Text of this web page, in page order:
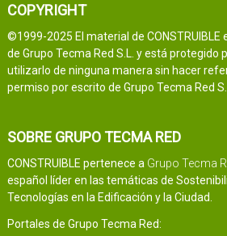
COPYRIGHT
©1999-2025 El material de
de Grupo Tecma Red S.L. y está protegido
utilizarlo de ninguna manera sin hacer
permiso por escrito de Grupo Tecma Red
SOBRE GRUPO TECMA RED
CONSTRUIBLE pertenece a Grupo Tecma
español líder en las temáticas de
Tecnologías en la Edificación y la Ciudad.
Portales de Grupo Tecma Red: